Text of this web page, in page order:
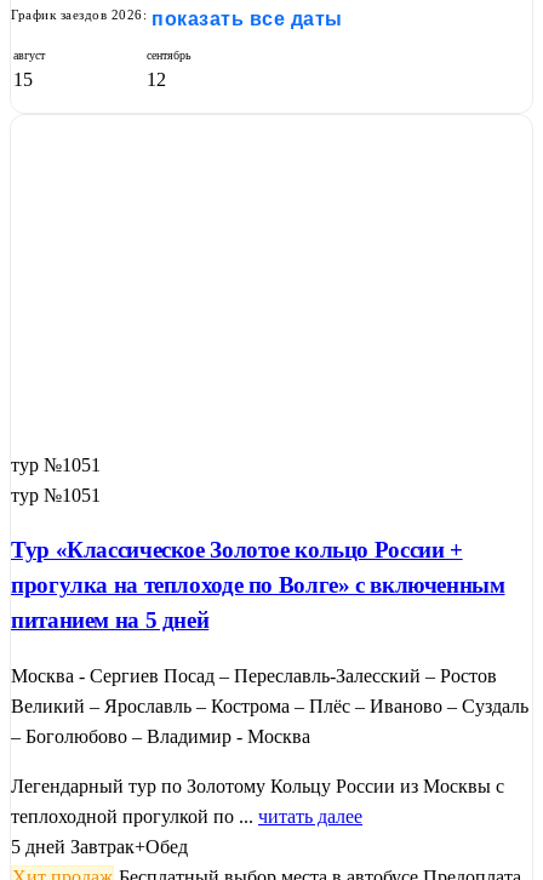
График заездов 2026: показать все даты
август
15
сентябрь
12
тур №1051
тур №1051
Тур «Классическое Золотое кольцо России +
прогулка на теплоходе по Волге» с включенным
питанием на 5 дней
Москва - Сергиев Посад – Переславль-Залесский – Ростов
Великий – Ярославль – Кострома – Плёс – Иваново – Суздаль
– Боголюбово – Владимир - Москва
Легендарный тур по Золотому Кольцу России из Москвы с
теплоходной прогулкой по ... читать далее
5 дней Завтрак+Обед